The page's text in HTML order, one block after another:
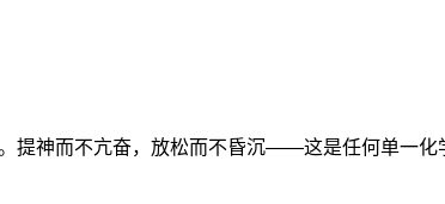
提神而不亢奋，放松而不昏沉——这是任何单一化